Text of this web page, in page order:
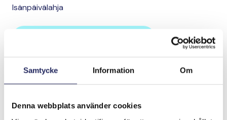
Samtycke Information Om
Denna webbplats använder cookies
Isänpäivälahja